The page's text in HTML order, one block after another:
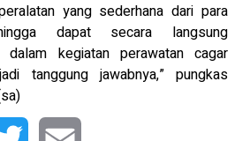
yang sederhana dari para
dapat secara langsung
dalam kegiatan perawatan cagar
tanggung jawabnya,” pungkas